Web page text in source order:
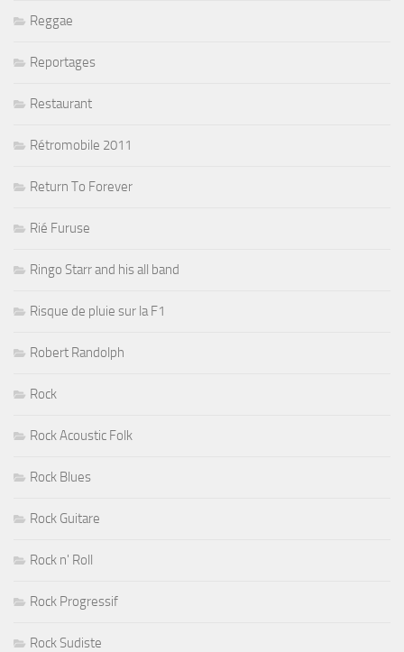
Reggae
Reportages
Restaurant
Rétromobile 2011
Return To Forever
Rié Furuse
Ringo Starr and his all band
Risque de pluie sur la F1
Robert Randolph
Rock
Rock Acoustic Folk
Rock Blues
Rock Guitare
Rock n' Roll
Rock Progressif
Rock Sudiste